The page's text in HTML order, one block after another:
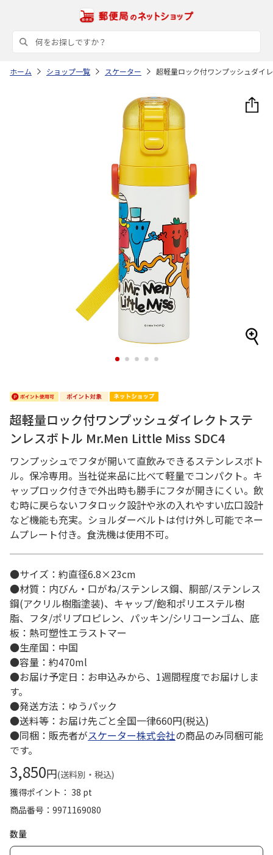
ホーム ショップ一覧 スケーター 超軽量ロック付ワンプッシュダイ
1 2 3 4 5
超軽量ロック付ワンプッシュダイレクトステ
ンレスボトル Mr.Men Little Miss SDC4
ワンプッシュでフタが開いて直飲みできるステンレスボト
ル。保冷専用。当社従来品に比べて軽量でコンパクト。キ
ャップロック付きで外出時も勝手にフタが開きにくい。飲
む時に戻らないフタロック設計や氷の入れやすい広口設計
など機能も充実。ショルダーベルトは付け外し可能でネー
ムプレート付き。食洗機は使用不可。
●サイズ：約直径6.8×23cm
●材質：内びん・口がね/ステンレス鋼、胴部/ステンレス
鋼(アクリル樹脂塗装)、キャップ/飽和ポリエステル樹
脂、フタ/ポリプロピレン、パッキン/シリコーンゴム、底
板：熱可塑性エラストマー
●生産国：中国
●容量：約470ml
●お届け予定日：お申込みから、1週間程度でお届けしま
す。
●発送方法：ゆうパック
●送料等：お届け先ごと全国一律660円(税込)
●同梱：販売者がスケーター株式会社の商品のみ同梱可能
です。
3,850円(送料別・税込)
獲得ポイント： 38 pt
商品番号
9971169080
数量